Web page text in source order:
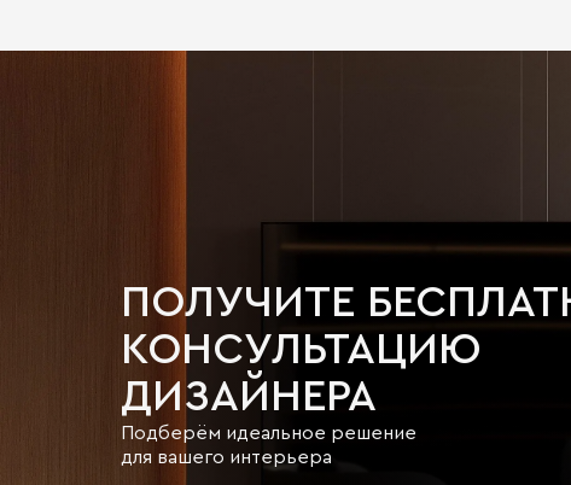
ПОЛУЧИТЕ
КОНСУЛЬТАЦИЮ
ДИЗАЙНЕРА
Подберём идеальное решение
для вашего интерьера